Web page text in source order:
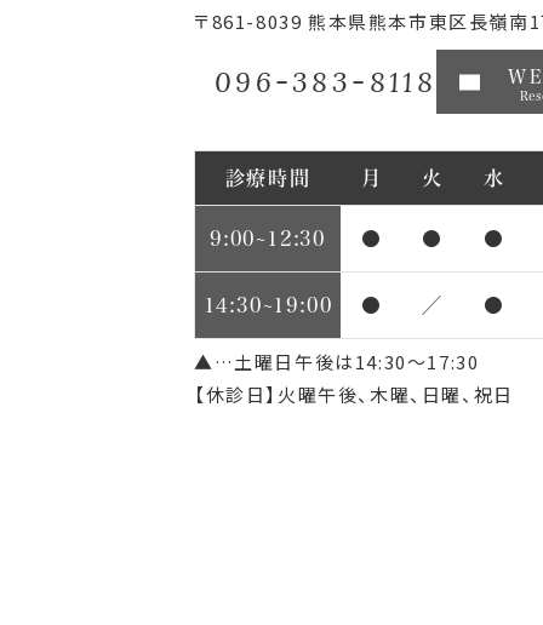
〒861-8039 熊本県熊本市東区長嶺南
096-383-8118
診療時間 月 火 水
9:00~12:30 ● ● ●
14:30~19:00 ● ／ ●
▲…土曜日午後は14:30～17:30
【休診日】火曜午後、木曜、日曜、祝日